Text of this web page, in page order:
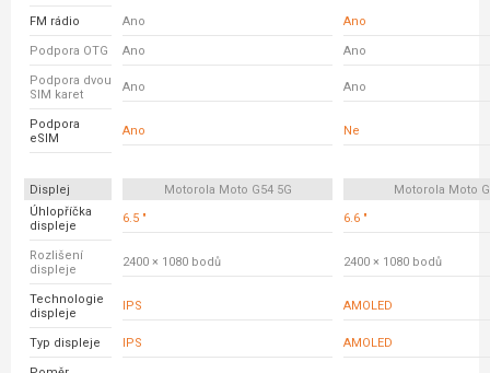
FM rádio Ano Ano
Podpora OTG Ano Ano
Podpora dvou
SIM karet
Ano Ano
Podpora
eSIM
Ano Ne
Displej Motorola Moto G54 5G
Motorola Moto
Úhlopříčka
displeje
6.5 " 6.6 "
Rozlišení
displeje
2400 × 1080 bodů 2400 × 1080 bodů
Technologie
displeje
IPS AMOLED
Typ displeje IPS AMOLED